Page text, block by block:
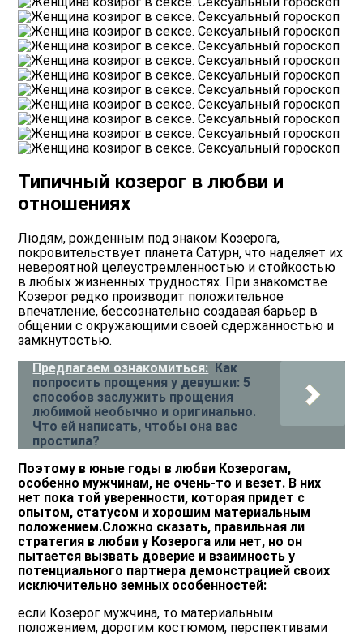
Типичный козерог в любви и
отношениях
Людям, рожденным под знаком Козерога,
покровительствует планета Сатурн, что наделяет их
невероятной целеустремленностью и стойкостью
в любых жизненных трудностях. При знакомстве
Козерог редко производит положительное
впечатление, бессознательно создавая барьер в
общении с окружающими своей сдержанностью и
замкнутостью.
Предлагаем ознакомиться:
Как
попросить прощения у девушки: 5
способов заслужить прощения
любимой необычно и оригинально.
Что ей написать, чтобы она вас
простила?
Поэтому в юные годы в любви Козерогам,
особенно мужчинам, не очень-то и везет. В них
нет пока той уверенности, которая придет с
опытом, статусом и хорошим материальным
положением.Сложно сказать, правильная ли
стратегия в любви у Козерога или нет, но он
пытается вызвать доверие и взаимность у
потенциального партнера демонстрацией своих
исключительно земных особенностей:
если Козерог мужчина, то материальным
положением, дорогим костюмом, перспективами